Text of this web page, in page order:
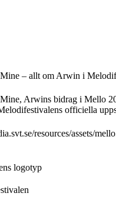
– allt om Arwin i
Arwins bidrag i Mello
officiella
resources/assets/
logotyp